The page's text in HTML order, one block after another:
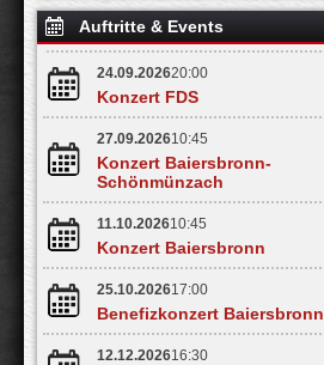
Auftritte & Events
24.09.202620:00
Konzert FDS
27.09.202610:45
Konzert Baiersbronn-
Schönmünzach
11.10.202610:45
Konzert Baiersbronn
25.10.202617:00
Benefizkonzert Baiersbronn
12.12.202616:30